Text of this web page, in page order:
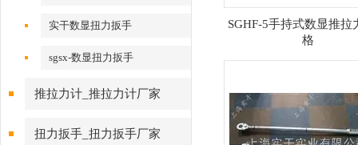
实干数显扭力扳手
sgsx-数显扭力扳手
推拉力计_推拉力计厂家
扭力扳手_扭力扳手厂家
SGHF-5手持式数显推拉
格